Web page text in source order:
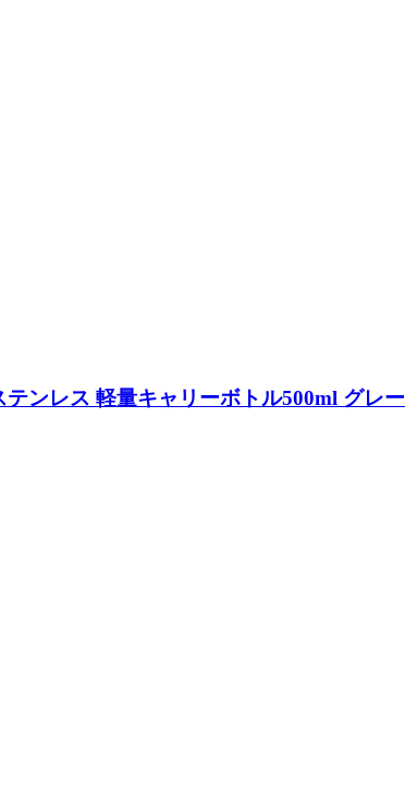
ンレス 軽量キャリーボトル500ml グレー